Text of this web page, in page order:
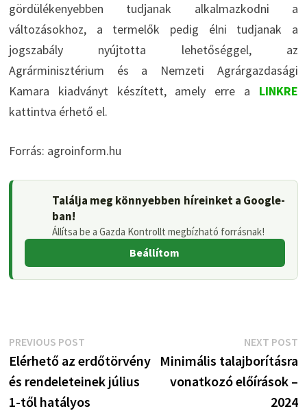
gördülékenyebben tudjanak alkalmazkodni a
változásokhoz, a termelők pedig élni tudjanak a
jogszabály nyújtotta lehetőséggel, az
Agrárminisztérium és a Nemzeti Agrárgazdasági
Kamara kiadványt készített, amely erre a LINKRE
kattintva érhető el.
Forrás: agroinform.hu
Találja meg könnyebben híreinket a Google-
ban!
Állítsa be a Gazda Kontrollt megbízható forrásnak!
Beállítom
Bejegyzés
navigáció
PREVIOUS POSTPrevious
post:
Elérhető az erdőtörvény
és rendeleteinek július
1-től hatályos
NEXT POST
Minimális talajborításra
vonatkozó előírások –
2024